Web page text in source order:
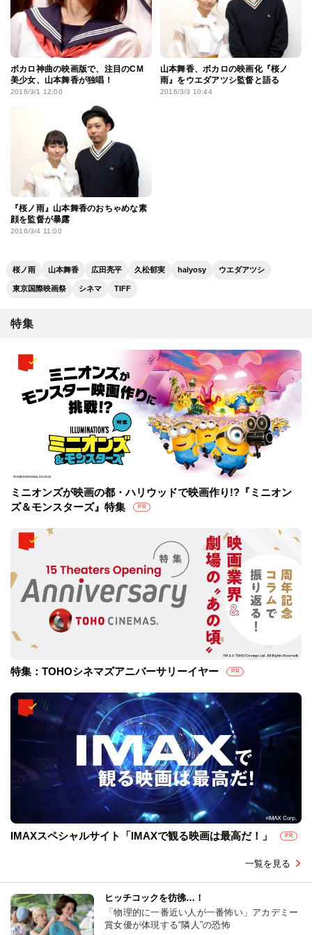
ボカロ神曲の映画版で、注目のCM
美少女、山本舞香が独唱！
2016/3/1 12:00
山本舞香、ボカロの映画化『桜ノ
雨』をウエダアツシ監督と語る
2016/3/3 10:44
『桜ノ雨』山本舞香のおちゃめな素
顔を監督が暴露
2016/3/4 11:00
桜ノ雨 山本舞香 広田亮平 久松郁実 halyosy ウエダアツシ
東京国際映画祭 シネマ TIFF
特集
ミニオンズが映画の都・ハリウッドで映画作り!?『ミニオン
ズ＆モンスターズ』特集
PR
特集：TOHOシネマズアニバーサリーイヤー PR
IMAXスペシャルサイト「IMAXで観る映画は最高だ！」 PR
一覧を見る
ヒッチコックを彷彿…！
「物理的に一番近い人が一番怖い」アカデミー
賞女優が体現する“隣人”の恐怖